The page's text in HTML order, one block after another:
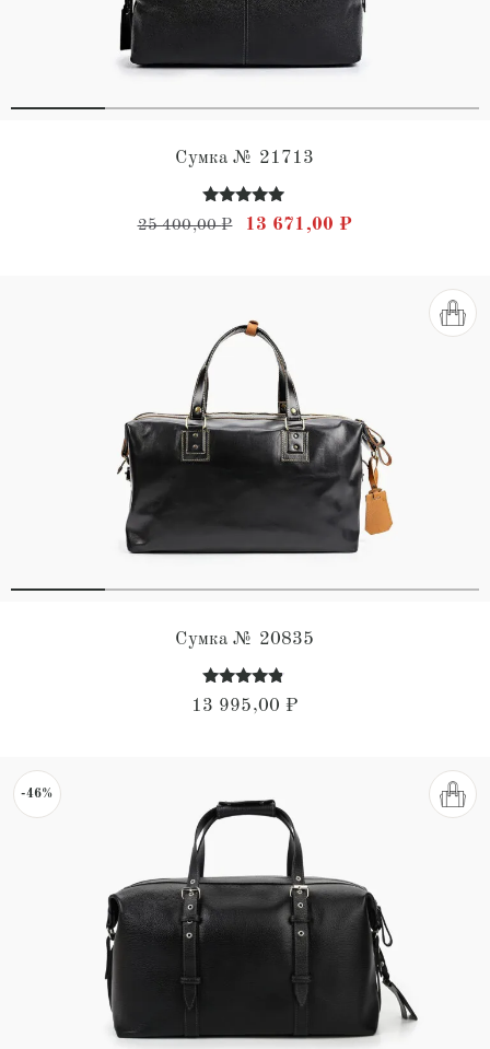
Сумка № 21713
Оценка
4.82
25 400,00₽ Первоначальная цена
13 671,00 ₽Текущая цена:
Сумка № 20835
Оценка
4.68
13 995,00 ₽
-46%